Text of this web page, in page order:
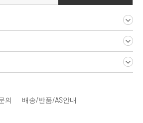
의 배송/반품/AS안내